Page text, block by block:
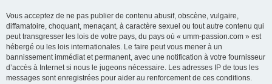
Vous acceptez de ne pas publier de contenu abusif, obscène, vulgaire,
diffamatoire, choquant, menaçant, à caractère sexuel ou tout autre contenu qui
peut transgresser les lois de votre pays, du pays où « umm-passion.com » est
hébergé ou les lois internationales. Le faire peut vous mener à un
bannissement immédiat et permanent, avec une notification à votre fournisseur
d’accès à Internet si nous le jugeons nécessaire. Les adresses IP de tous les
messages sont enregistrées pour aider au renforcement de ces conditions.